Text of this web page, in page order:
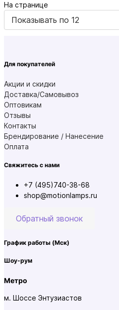
На странице
Для покупателей
Акции и скидки
Доставка/Самовывоз
Оптовикам
Отзывы
Контакты
Брендирование / Нанесение
Оплата
Свяжитесь с нами
+7 (495)740-38-68
shop@motionlamps.ru
Обратный звонок
График работы (Мск)
Шоу-рум
Метро
м. Шоссе Энтузиастов